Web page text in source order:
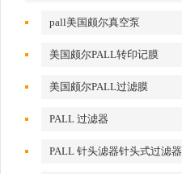
滤产品pall美国颇尔真空泵
美国颇尔PALL转印记膜
美国颇尔PALL过滤膜
PALL 过滤器
PALL 针头滤器针头式过滤器